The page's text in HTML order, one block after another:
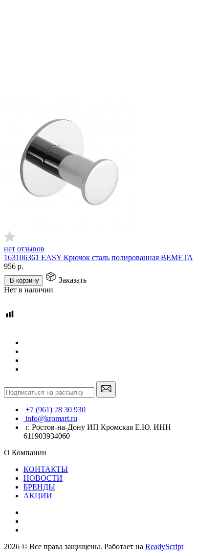
нет отзывов
163106361 EASY Крючок сталь полированная BEMETA
956 р.
В корзину
Заказать
Нет в наличии
+7 (961) 28 30 930
info@kromart.ru
г. Ростов-на-Дону ИП Кромская Е.Ю. ИНН
611903934060
О Компании
КОНТАКТЫ
НОВОСТИ
БРЕНДЫ
АКЦИИ
2026 © Все права защищены. Работает на ReadyScript